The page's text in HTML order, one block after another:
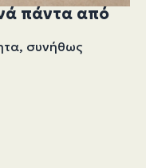
πάντα από
συνήθως